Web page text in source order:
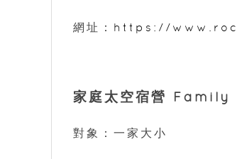
網址： https://
家庭太空宿營
對象：一家大小